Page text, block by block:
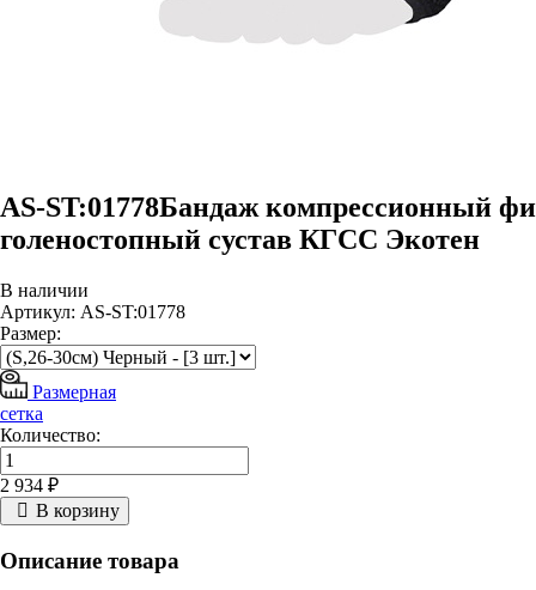
AS-ST:01778Бандаж компрессионный
голеностопный сустав КГСС Экотен
В наличии
Артикул: AS-ST:01778
Размер:
Размерная
сетка
Количество:
2 934 ₽
В корзину
Описание товара